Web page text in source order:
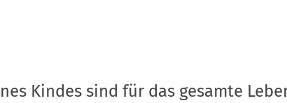
Kindes sind für das gesamte